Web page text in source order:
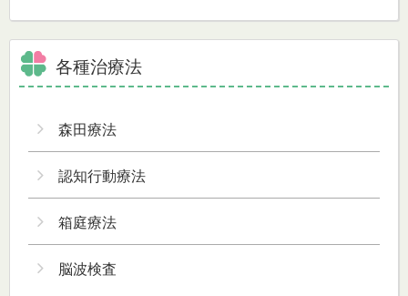
各種治療法
森田療法
認知行動療法
箱庭療法
脳波検査